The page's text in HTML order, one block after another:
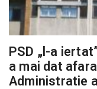
PSD „l-a
a mai dat
Administratie